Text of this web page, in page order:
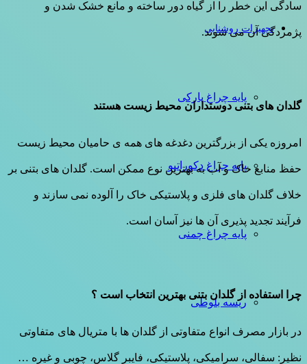
تجهیزات روشنایی
پایه چراغ پارکی
پایه چراغ دکوراتیو
پایه چراغ چمنی
ریسه بلوطی
سادگی این خطر را از گیاه دور ساخته و مانع خشک شدن و
پژمردگی آن می شوند.
گلدان های بتنی دوستداران محیط زیست هستند
امروزه یکی از بزرگترین دغدغه های همه ی حامیان محیط زیست
حفظ منابع خاک و آب به بهترین نوع ممکن است. گلدان های بتنی بر
خلاف گلدان های فلزی و پلاستیکی خاک را آلوده نمی سازند و
فرآیند تجدید پذیری آن ها نیز آسان است.
چرا استفاده از گلدان بتنی بهترین انتخاب است ؟
در بازار مصرف انواع متفاوتی از گلدان ها با متریال های متفاوتی
نظیر: سفالی، سرامیکی، پلاستیکی، فایبر گلاس، چوبی و غیره …